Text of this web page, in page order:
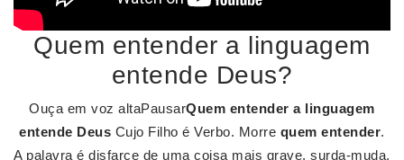
Quem entender a linguagem
entende Deus?
Ouça em voz altaPausarQuem entender a linguagem
entende Deus Cujo Filho é Verbo. Morre quem entender.
A palavra é disfarce de uma coisa mais grave, surda-muda,